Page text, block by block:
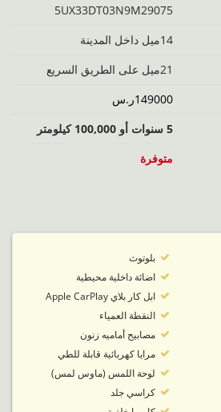
5UX33DT03N9M29075
14ميل داخل المدينة
21ميل على الطريق السريع
149000ر.س
5 سنوات أو 100,000 كيلومتر
متوفرة‬
بلوتوث
اضائة داخلية محيطية
ابل كار بلاي Apple CarPlay
النقطة العمياء
مصابيح أماميه زنون
مرايا كهربائية قابلة للطي
لوحة اللمس (ماوس لمس)
كراسي جلد